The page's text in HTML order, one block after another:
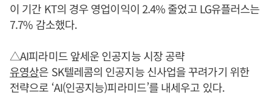
이 기간 KT의 경우 영업이익이 2.4% 줄었고 LG유플러스는
7.7% 감소했다.
△AI피라미드 앞세운 인공지능 시장 공략
유영상은 SK텔레콤의 인공지능 신사업을 꾸려가기 위한
전략으로 ‘AI(인공지능)피라미드’를 내세우고 있다.